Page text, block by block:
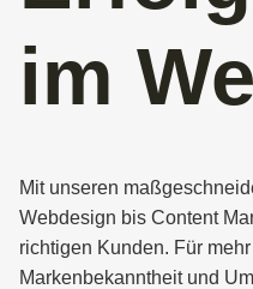
im
Mit unseren
Webdesign bis Content
richtigen Kunden. Für
Markenbekanntheit und